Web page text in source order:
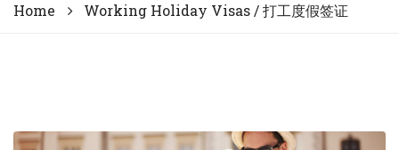
Home Working Holiday Visas / 打工度假签证